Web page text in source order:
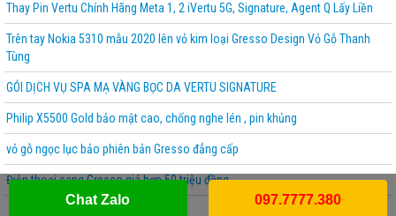
Thay Pin Vertu Chính Hãng Meta 1, 2 iVertu 5G, Signature, Agent Q Lấy Liền
Trên tay Nokia 5310 mẫu 2020 lên vỏ kim loại Gresso Design Vỏ Gỗ Thanh
Tùng
GÓI DỊCH VỤ SPA MẠ VÀNG BỌC DA VERTU SIGNATURE
Philip X5500 Gold bảo mật cao, chống nghe lén , pin khủng
vỏ gỗ ngọc lục bảo phiên bản Gresso đẳng cấp
Điện thoại sang Gresso giá hơn 50 triệu đồng
Chat Zalo 097.7777.380